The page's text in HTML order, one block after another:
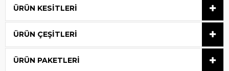
ÜRÜN KESITLERI
ÜRÜN ÇEŞITLERI
ÜRÜN PAKETLERI